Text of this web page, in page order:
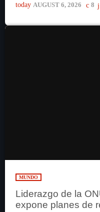
today AUGUST 6, 2026 8
MUNDO
Liderazgo de la
expone planes de